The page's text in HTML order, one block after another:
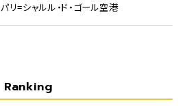
パリ=シャルル・ド・ゴール空港
Ranking